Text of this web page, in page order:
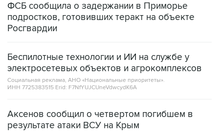
ФСБ сообщила о задержании в Приморье
подростков, готовивших теракт на объекте
Росгвардии
Беспилотные технологии и ИИ на службе у
электросетевых объектов и агрокомплексов
Социальная реклама, АНО «Национальные приоритеты».
ИНН 7725383515 Erid: F7NfYUJCUneVdwcydK6A
Аксенов сообщил о четвертом погибшем в
результате атаки ВСУ на Крым